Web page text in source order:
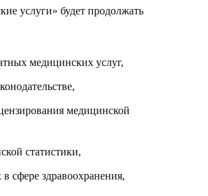
услуги» будет продолжать
медицинских услуг,
медицинской
статистики,
сфере здравоохранения,